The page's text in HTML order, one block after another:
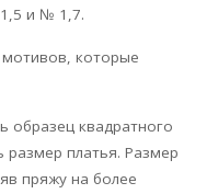
и № 1,7.
которые
образец квадратного
размер платья. Размер
пряжу на более